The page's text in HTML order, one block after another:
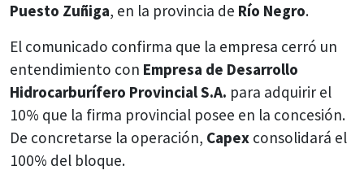
Puesto Zuñiga, en la provincia de Río Negro.
El comunicado confirma que la empresa cerró un
entendimiento con Empresa de Desarrollo
Hidrocarburífero Provincial S.A. para adquirir el
10% que la firma provincial posee en la concesión.
De concretarse la operación, Capex consolidará el
100% del bloque.